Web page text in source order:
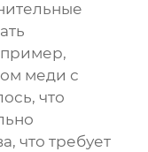
меди с
что
что требует